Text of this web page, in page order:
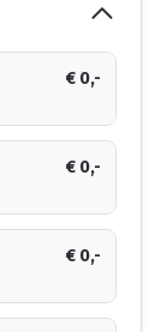
€ 0,-
€ 0,-
€ 0,-